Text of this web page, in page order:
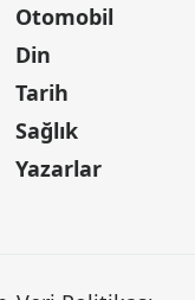
Otomobil
Din
Tarih
Sağlık
Yazarlar